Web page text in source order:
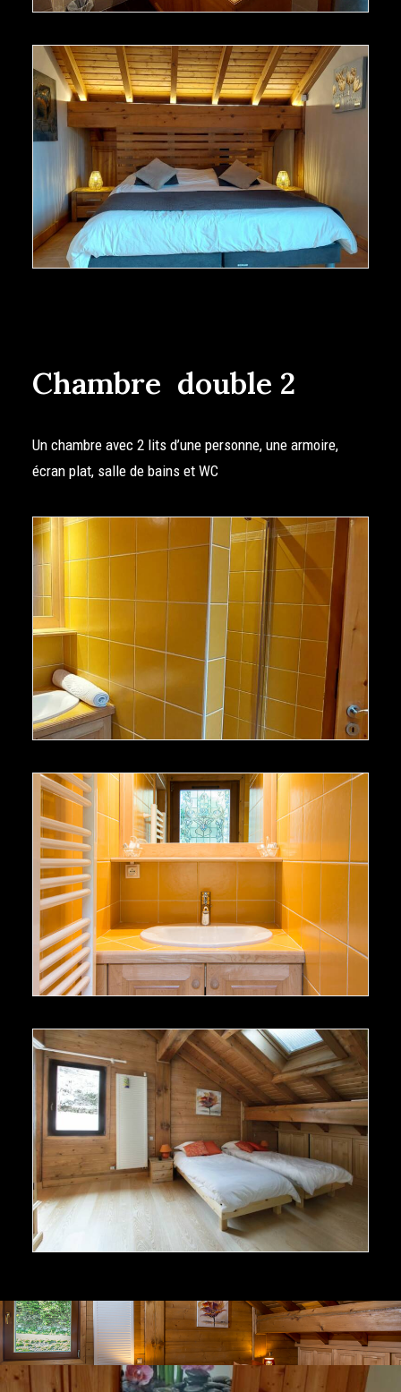
Chambre double 2
Un chambre avec 2 lits d’une personne, une armoire,
écran plat, salle de bains et WC